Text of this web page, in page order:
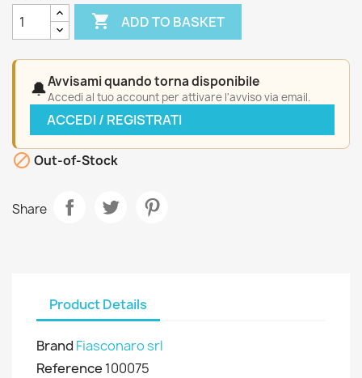
 ADD TO BASKET
🔔Avvisami quando torna disponibile
Accedi al tuo account per attivare l'avviso via email.
ACCEDI / REGISTRATI
 Out-of-Stock
Share
Product Details
Brand Fiasconaro srl
Reference 100075